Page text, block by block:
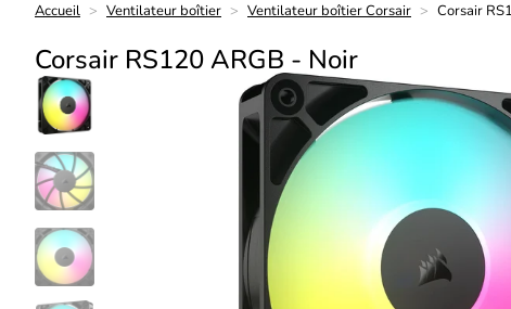
Accueil > Ventilateur boîtier > Ventilateur boîtier Corsair > Corsair
Corsair RS120 ARGB - Noir